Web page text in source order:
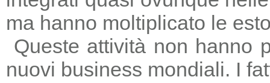
ma hanno moltiplicato le
Queste attività non hanno
nuovi business mondiali. I